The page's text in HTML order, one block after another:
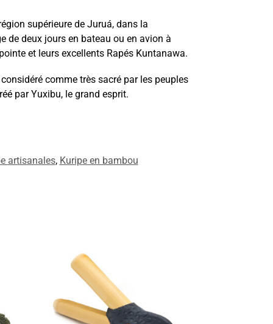
supérieure de Juruá, dans la
de deux jours en bateau ou en avion à
et leurs excellents Rapés Kuntanawa.
comme très sacré par les peuples
par Yuxibu, le grand esprit.
artisanales, Kuripe en bambou